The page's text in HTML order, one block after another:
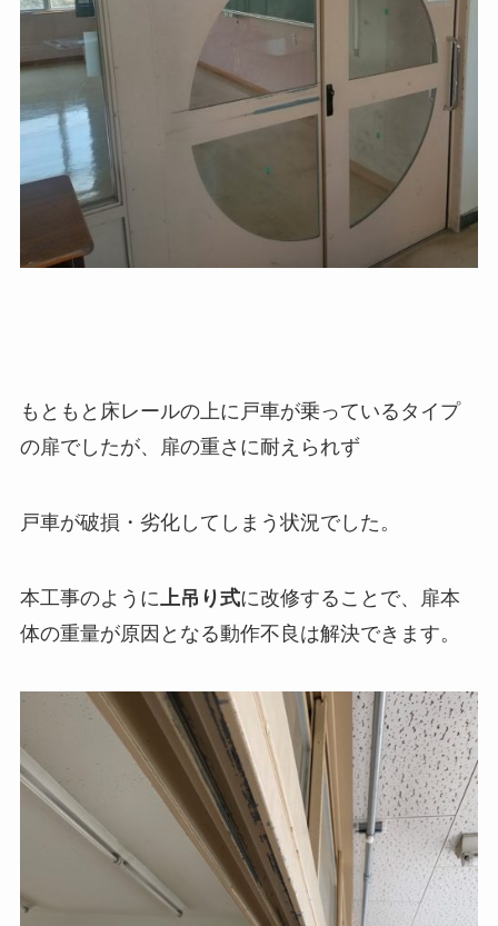
もともと床レールの上に戸車が乗っているタイプ
の扉でしたが、扉の重さに耐えられず
戸車が破損・劣化してしまう状況でした。
本工事のように 上吊り式に改修することで、扉本
体の重量が原因となる動作不良は解決できます。